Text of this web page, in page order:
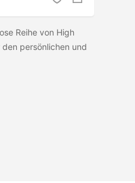
Reihe von High
persönlichen und